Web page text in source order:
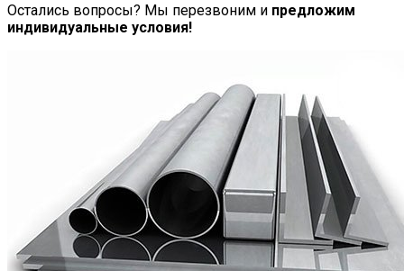
Остались вопросы? Мы перезвоним и предложим
индивидуальные условия!